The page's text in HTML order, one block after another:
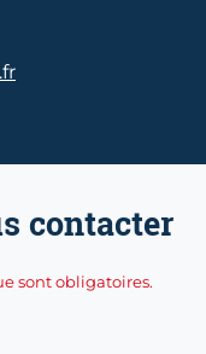
contacter
sont obligatoires.